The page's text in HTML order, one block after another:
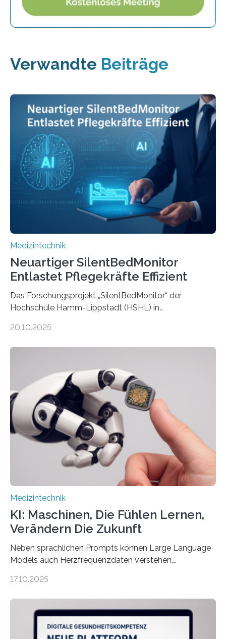
Verwandte Beiträge
Medizintechnik
Neuartiger SilentBedMonitor
Entlastet Pflegekräfte Effizient
Das Forschungsprojekt „SilentBedMonitor“ der
Hochschule Hamm-Lippstadt (HSHL) in
auf Personen ab, die bettlägerig sind oder in ihrer
Entwicklung der Sensorik und Datenübertragung. Die
HSHL verantwortet die wissenschaftliche Begleitung
sowie die KI-gestützte Datenauswertung. Das Ziel ist
die Entwicklung eines berührungslosen
Assistenzsystems, das den Zustand der Person
kontinuierlich erfasst, pflegende Personen unterstützt
und in Notfällen selbstständig Alarm schlägt. „Die Idee
20.10.2025
Medizintechnik
KI: Maschinen, Die Fühlen Lernen,
Verändern Die Zukunft
Neben sprachlichen Prompts können Large Language
Models auch Herzfrequenzdaten verstehen,
haben Dr. Morris Gellisch, ehemals an der Ruhr-
und Boris Burr von der Ruhr-Universität Bochum in
dafür eine technische Schnittstelle, über die
17.10.2025